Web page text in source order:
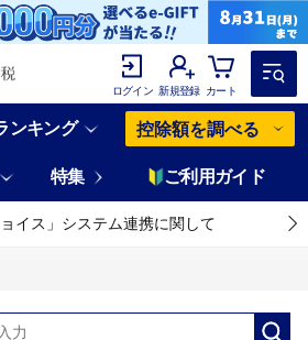
ログイン 新規登録 カート
ンキング 控除額を調べる
特集 ご利用ガイド
ョイス」システム連携に関して